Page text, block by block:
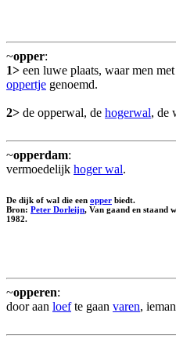
~opper:
1> een luwe plaats, waar men
oppertje genoemd.
2> de opperwal, de hogerwal, de
~opperdam:
vermoedelijk hoger wal.
De dijk of wal die een opper biedt.
Bron: Peter Dorleijn, Van gaand en staand
1982.
~opperen:
door aan loefte gaan varen,